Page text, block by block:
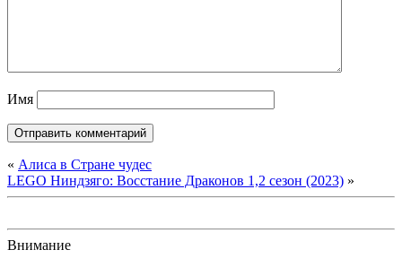
Имя
« Алиса в Стране чудес
LEGO Ниндзяго: Восстание Драконов 1,2 сезон (2023) »
Внимание